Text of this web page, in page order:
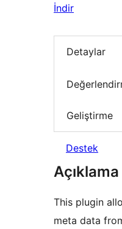
İndir
Detaylar
Geliştirme
Destek
Açıklama
This plugin
meta data